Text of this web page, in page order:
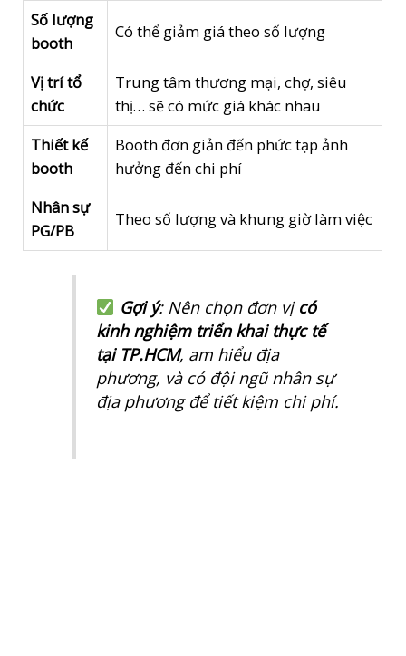
Số lượng
booth
Có thể giảm giá theo số lượng
Vị trí tổ
chức
Trung tâm thương mại, chợ, siêu
thị… sẽ có mức giá khác nhau
Thiết kế
booth
Booth đơn giản đến phức tạp ảnh
hưởng đến chi phí
Nhân sự
PG/PB
Theo số lượng và khung giờ làm việc
Gợi ý: Nên chọn đơn vị có
kinh nghiệm triển khai thực tế
tại TP.HCM, am hiểu địa
phương, và có đội ngũ nhân sự
địa phương để tiết kiệm chi phí.